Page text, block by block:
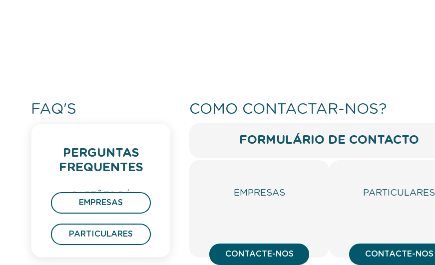
FAQ'S
PERGUNTAS
FREQUENTES
CARTÕES DÁ
PRESENTE
EMPRESAS
PARTICULARES
COMO CONTACTAR-NOS?
FORMULÁRIO DE CONTACTO
EMPRESAS
CONTACTE-NOS
PARTICULARES
CONTACTE-NOS